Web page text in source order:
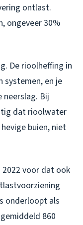
ontlast.
ongeveer 30%
De rioolheffing in
systemen, en je
Bij
dat rioolwater
buien, niet
2022 voor dat ook
onderloopt als
860